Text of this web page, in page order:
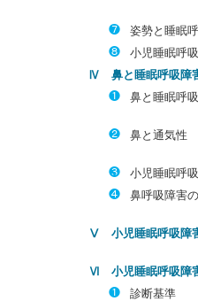
❼
姿勢と睡眠
❽
小児睡眠呼
Ⅳ 鼻と睡眠呼吸障
❶
鼻と睡眠呼
❷ 鼻と通気性
❸
小児睡眠呼
❹
鼻呼吸障害
Ⅴ 小児睡眠呼吸障
Ⅵ 小児睡眠呼吸障
❶
診断基準